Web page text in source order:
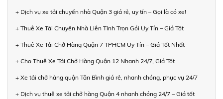
+ Dịch vụ xe tải chuyển nhà Quận 3 giá rẻ, uy tín – Gọi là có xe!
+ Thuê Xe Tải Chuyển Nhà Liên Tỉnh Trọn Gói Uy Tín – Giá Tốt
+ Thuê Xe Tải Chở Hàng Quận 7 TPHCM Uy Tín – Giá Tốt Nhất
+ Cho Thuê Xe Tải Chở Hàng Quận 12 Nhanh 24/7, Giá Tốt
+ Xe tải chở hàng quận Tân Bình giá rẻ, nhanh chóng, phục vụ 24/7
+ Dịch vụ thuê xe tải chở hàng Quận 4 nhanh chóng 24/7 – Giá tốt